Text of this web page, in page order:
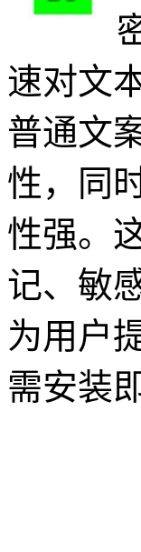
速对文
普通文
性，同
性强。
记、敏
为用户
需安装